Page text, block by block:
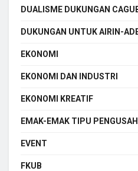
DUALISME DUKUNGAN
DUKUNGAN UNTUK AIRIN-
EKONOMI
EKONOMI DAN INDUSTRI
EKONOMI KREATIF
EMAK-EMAK TIPU
EVENT
FKUB